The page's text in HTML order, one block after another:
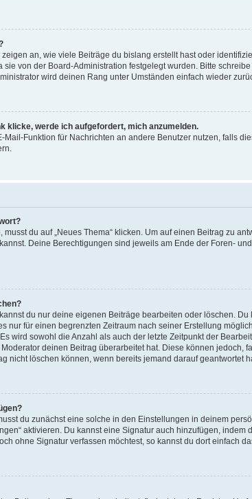
an, wie viele Beiträge du bislang erstellt hast oder
sie von der Board-Administration festgelegt wurden. Bitte
wird deinen Rang unter Umständen einfach wieder
klicke, werde ich aufgefordert, mich anzumelden.
Funktion für Nachrichten an andere Benutzer nutzen, falls
du auf „Neues Thema“ klicken. Um auf einen Beitrag zu
Deine Berechtigungen sind jeweils am Ende der Foren-
du nur deine eigenen Beiträge bearbeiten oder löschen.
nur für einen begrenzten Zeitraum nach seiner Erstellung
wird sowohl die Anzahl als auch der letzte Zeitpunkt der
deinen Beitrag überarbeitet hat. Diese können jedoch,
nicht löschen können, wenn bereits jemand darauf geantwortet
du zunächst eine solche in den Einstellungen in deinem
aktivieren. Du kannst eine Signatur auch hinzufügen,
ohne Signatur verfassen möchtest, so kannst du dort einfach